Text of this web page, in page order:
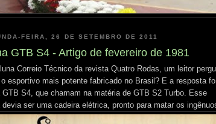
FEIRA, 26 DE SETEMBRO DE 2011
GTB S4 - Artigo de fevereiro de 1981
Correio Técnico da revista Quatro Rodas, um leitor
esportivo mais potente fabricado no Brasil? E a resposta
GTB S4, que chamam na matéria de GTB S2 Turbo. Esse
devia ser uma cadeira elétrica, pronto para matar os